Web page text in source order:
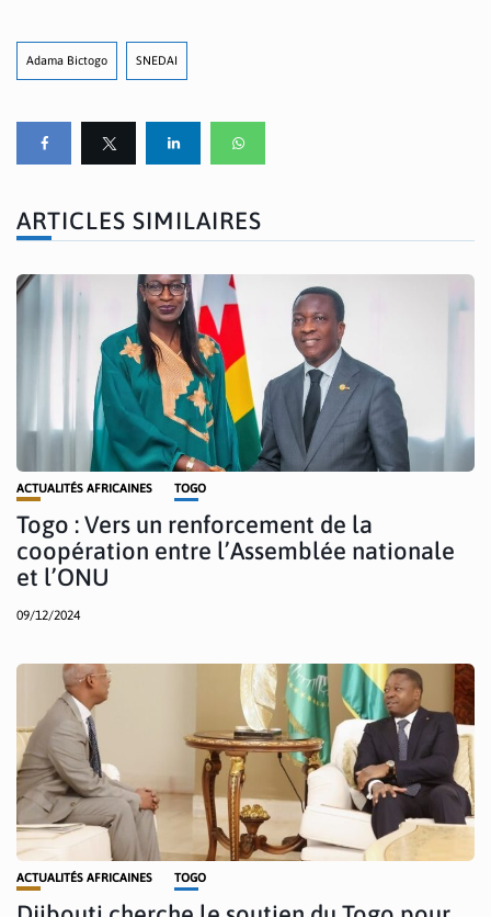
Adama Bictogo SNEDAI
ARTICLES SIMILAIRES
ACTUALITÉS AFRICAINES TOGO
Togo : Vers un renforcement de la
coopération entre l’Assemblée nationale
et l’ONU
09/12/2024
ACTUALITÉS AFRICAINES TOGO